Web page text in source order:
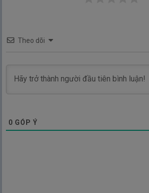
Theo dõi
0 GÓP Ý